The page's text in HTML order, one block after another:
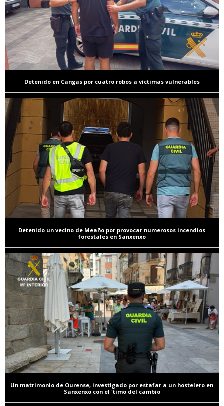
Detenido en Cangas por cuatro robos a víctimas vulnerables
Detenido un vecino de Meaño por provocar numerosos incendios
forestales en Sanxenxo
Un matrimonio de Ourense, investigado por estafar a un hostelero en
Sanxenxo con el 'timo del cambio